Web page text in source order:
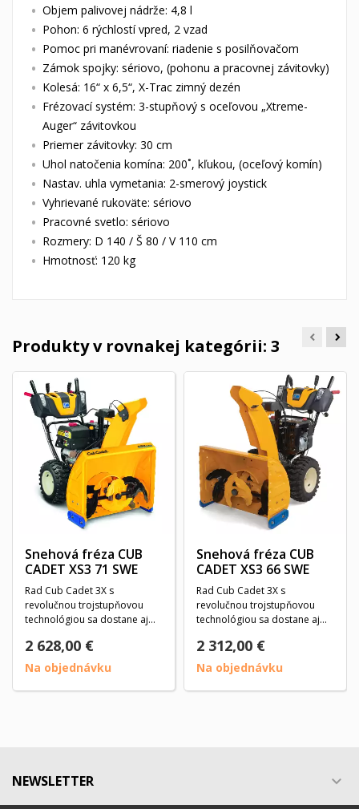
Objem palivovej nádrže: 4,8 l
Pohon: 6 rýchlostí vpred, 2 vzad
Pomoc pri manévrovaní: riadenie s posilňovačom
Zámok spojky: sériovo, (pohonu a pracovnej závitovky)
Kolesá: 16“ x 6,5“, X-Trac zimný dezén
Frézovací systém: 3-stupňový s oceľovou „Xtreme-
Auger“ závitovkou
Priemer závitovky: 30 cm
Uhol natočenia komína: 200˚, kľukou, (oceľový komín)
Nastav. uhla vymetania: 2-smerový joystick
Vyhrievané rukoväte: sériovo
Pracovné svetlo: sériovo
Rozmery: D 140 / Š 80 / V 110 cm
Hmotnosť: 120 kg
Produkty v rovnakej kategórii: 3
Snehová fréza CUB
CADET XS3 71 SWE
Rad Cub Cadet 3X s
revolučnou trojstupňovou
technológiou sa dostane aj
2 628,00 €
Na objednávku
Snehová fréza CUB
CADET XS3 66 SWE
Rad Cub Cadet 3X s
revolučnou trojstupňovou
technológiou sa dostane aj
2 312,00 €
Na objednávku
NEWSLETTER 